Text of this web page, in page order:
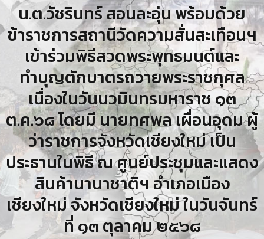
น.ต.วัชรินทร์ สอนละอุ่น พร้อมด้วย
ข้าราชการสถานีวัดความสั่นสะเทือนฯ
เข้าร่วมพิธีสวดพระพุทธมนต์และ
ทำบุญตักบาตรถวายพระราชกุศล
เนื่องในวันนวมินทรมหาราช ๑๓
ต.ค.๖๘ โดยมี นายทศพล เผื่อนอุดม ผู้
ว่าราชการจังหวัดเชียงใหม่ เป็น
ประธานในพิธี ณ ศูนย์ประชุมและแสดง
สินค้านานาชาติฯ อำเภอเมือง
เชียงใหม่ จังหวัดเชียงใหม่ ในวันจันทร์
ที่ ๑๓ ตุลาคม ๒๕๖๘